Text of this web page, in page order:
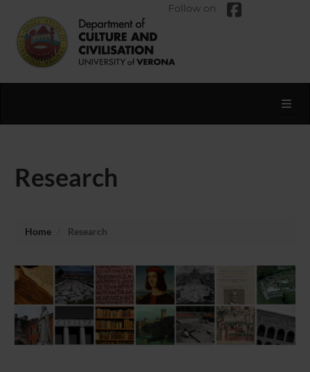
Follow on
Research
Home Research